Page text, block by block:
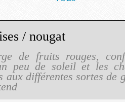
/ nougat
de fruits rouges,
peu de soleil et les
aux différentes sortes de